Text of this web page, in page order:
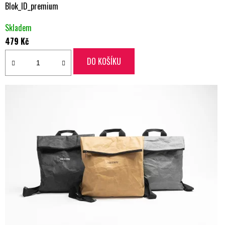
Blok_ID_premium
Skladem
479 Kč
DO KOŠÍKU